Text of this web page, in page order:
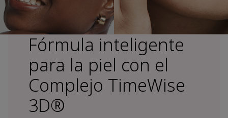
Fórmula inteligente
para la piel con el
Complejo TimeWise
3D®